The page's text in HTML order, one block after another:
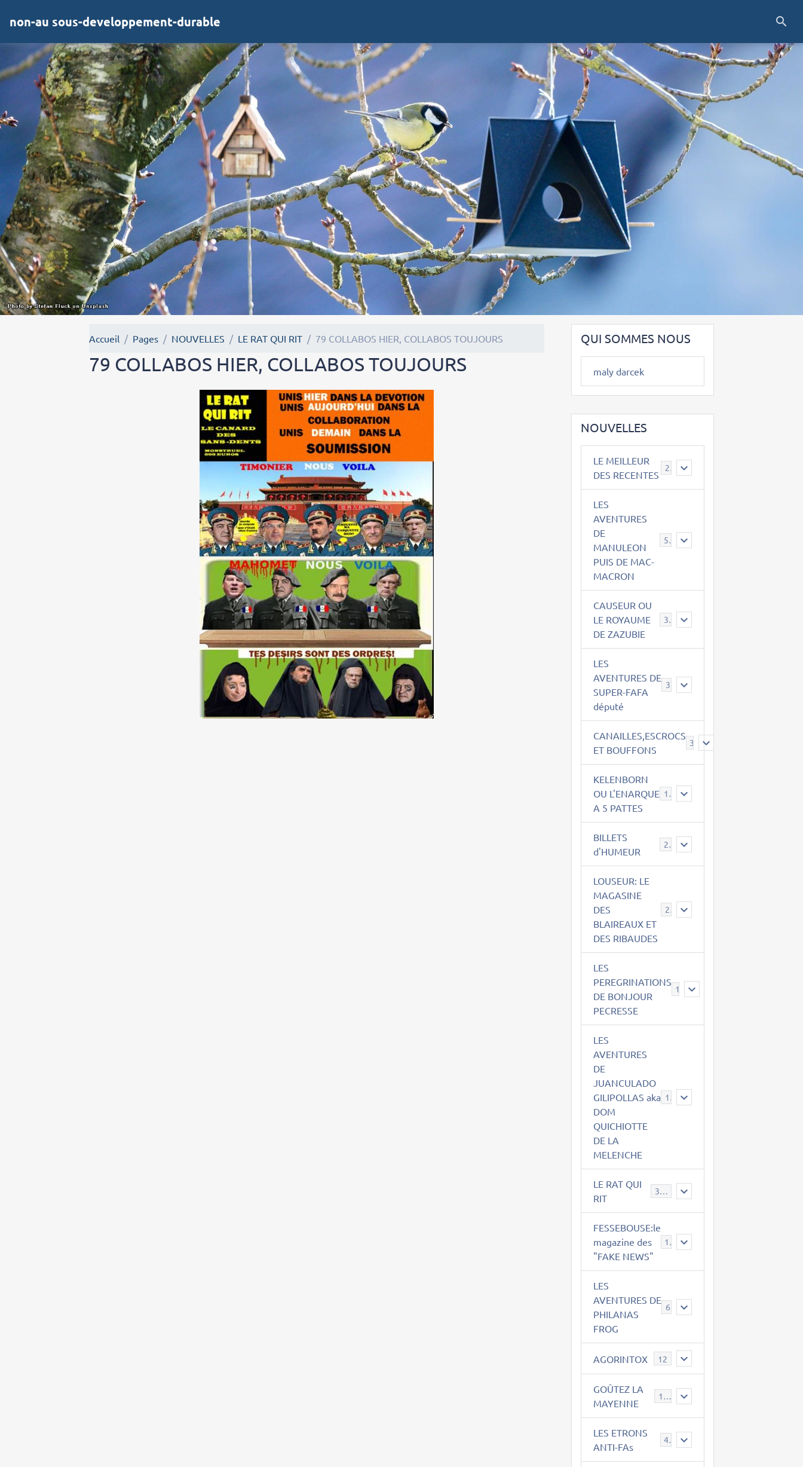
non-au sous-developpement-durable
Accueil Pages NOUVELLES LE RAT QUI RIT 79 COLLABOS HIER, COLLABOS TOUJOURS
79 COLLABOS HIER, COLLABOS TOUJOURS
QUI SOMMES NOUS
maly darcek
NOUVELLES
LE MEILLEUR
DES RECENTES
2
LES
AVENTURES
DE
MANULEON
PUIS DE MAC-
MACRON
543
CAUSEUR OU
LE ROYAUME
DE ZAZUBIE
38
LES
AVENTURES DE
SUPER-FAFA
député
CANAILLES,ESCROCS
ET BOUFFONS
385
KELENBORN
OU L'ENARQUE
A 5 PATTES
14
BILLETS
d'HUMEUR
2
LOUSEUR: LE
MAGASINE
DES
BLAIREAUX ET
DES RIBAUDES
21
LES
PEREGRINATIONS
DE BONJOUR
PECRESSE
14
LES
AVENTURES
DE
JUANCULADO
GILIPOLLAS aka
DOM
QUICHIOTTE
DE LA
MELENCHE
119
LE RAT QUI
RIT
395
FESSEBOUSE:le
magazine des
"FAKE NEWS"
19
LES
AVENTURES DE
PHILANAS
FROG
AGORINTOX 12
GOÛTEZ LA
MAYENNE
189
LES ETRONS
ANTI-FAs
4